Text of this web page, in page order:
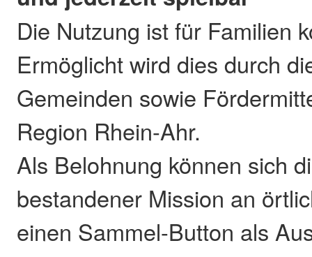
Die Nutzung ist für Familien
Ermöglicht wird dies durch
Gemeinden sowie
Region Rhein-Ahr.
Als Belohnung können sich
bestandener Mission an
einen Sammel-Button als